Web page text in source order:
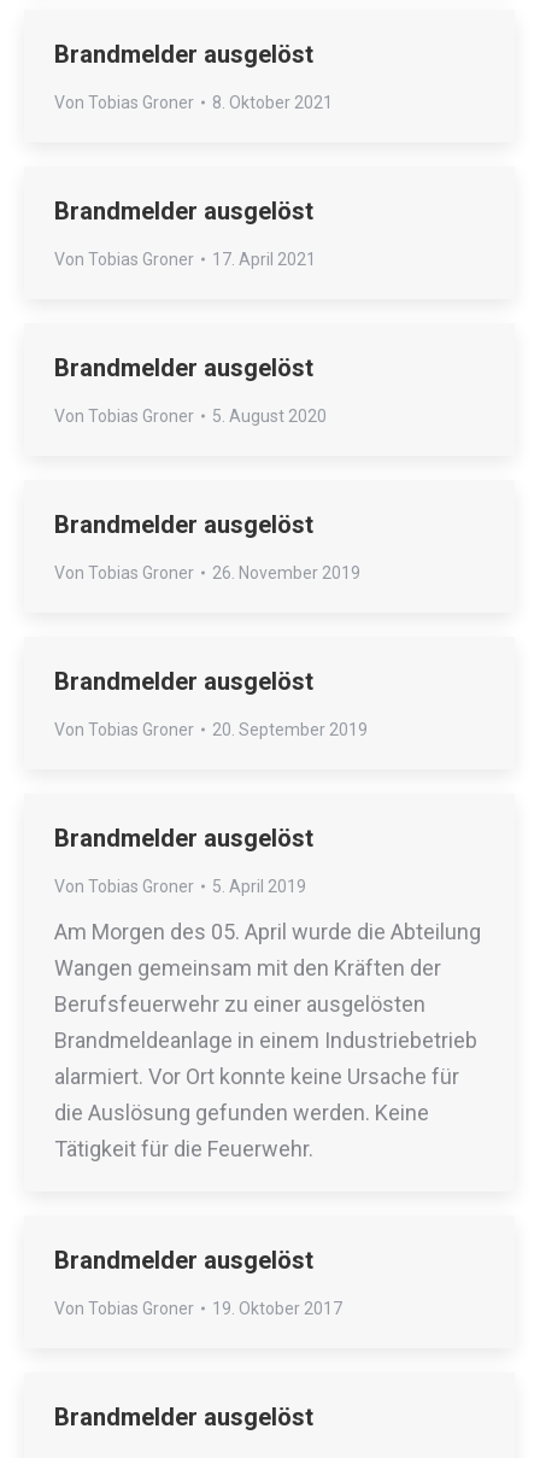
Brandmelder ausgelöst
Von Tobias Groner 8. Oktober 2021
Brandmelder ausgelöst
Von Tobias Groner 17. April 2021
Brandmelder ausgelöst
Von Tobias Groner 5. August 2020
Brandmelder ausgelöst
Von Tobias Groner 26. November 2019
Brandmelder ausgelöst
Von Tobias Groner 20. September 2019
Brandmelder ausgelöst
Von Tobias Groner 5. April 2019
Am Morgen des 05. April wurde die Abteilung
Wangen gemeinsam mit den Kräften der
Berufsfeuerwehr zu einer ausgelösten
Brandmeldeanlage in einem Industriebetrieb
alarmiert. Vor Ort konnte keine Ursache für
die Auslösung gefunden werden. Keine
Tätigkeit für die Feuerwehr.
Brandmelder ausgelöst
Von Tobias Groner 19. Oktober 2017
Brandmelder ausgelöst